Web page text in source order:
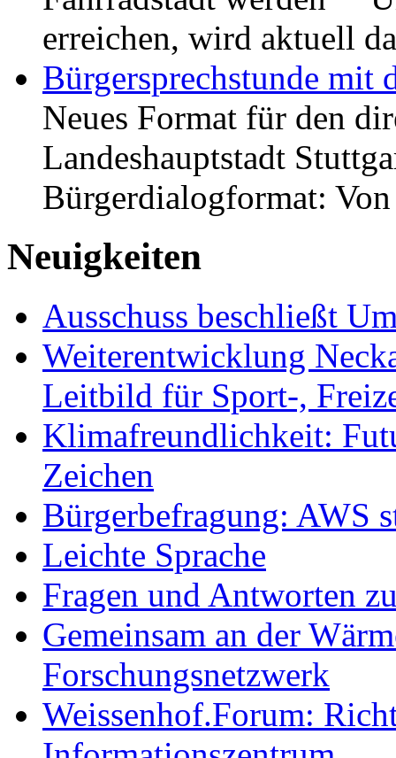
erreichen, wird aktuell
Bürgersprechstunde mit
Neues Format für den
Landeshauptstadt
Bürgerdialogformat:
Neuigkeiten
Ausschuss beschließt
Weiterentwicklung
Leitbild für Sport-,
Klimafreundlichkeit:
Zeichen
Bürgerbefragung: AWS
Leichte Sprache
Fragen und Antworten
Gemeinsam an der
Forschungsnetzwerk
Weissenhof.Forum: